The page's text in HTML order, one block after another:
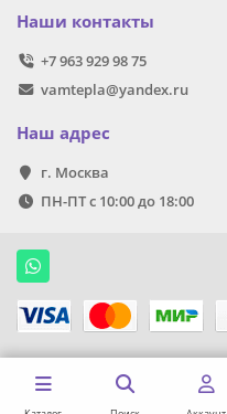
Наши контакты
+7 963 929 98 75
vamtepla@yandex.ru
Наш адрес
г. Москва
ПН-ПТ с 10:00 до 18:00